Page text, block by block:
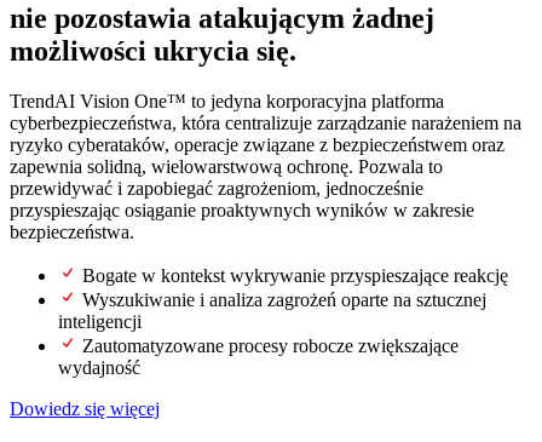
nie pozostawia atakującym żadnej
możliwości ukrycia się.
TrendAI Vision One™ to jedyna korporacyjna platforma
cyberbezpieczeństwa, która centralizuje zarządzanie narażeniem na
ryzyko cyberataków, operacje związane z bezpieczeństwem oraz
zapewnia solidną, wielowarstwową ochronę. Pozwala to
przewidywać i zapobiegać zagrożeniom, jednocześnie
przyspieszając osiąganie proaktywnych wyników w zakresie
bezpieczeństwa.
Bogate w kontekst wykrywanie przyspieszające reakcję
Wyszukiwanie i analiza zagrożeń oparte na sztucznej
inteligencji
Zautomatyzowane procesy robocze zwiększające
wydajność
Dowiedz się więcej